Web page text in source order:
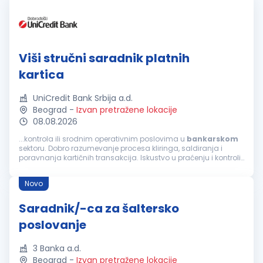
Viši stručni saradnik platnih
kartica
UniCredit Bank Srbija a.d.
Beograd - Izvan pretražene lokacije
08.08.2026
...kontrola ili srodnim operativnim poslovima u bankarskom
sektoru. Dobro razumevanje procesa kliringa, saldiranja i
poravnanja kartičnih transakcija. Iskustvo u praćenju i kontroli
Sposobnost...
Novo
Saradnik/-ca za šaltersko
poslovanje
3 Banka a.d.
Beograd - Izvan pretražene lokacije